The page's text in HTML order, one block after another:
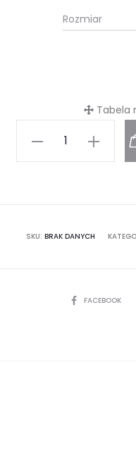
Rozmiar
Tabela
SKU: BRAK DANYCH
SHAREFACEBOOK